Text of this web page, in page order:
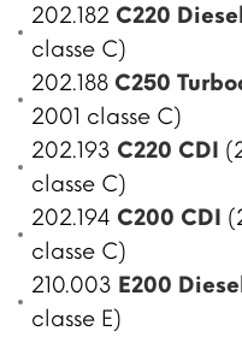
202.182 C220 Diesel
classe C)
202.188 C250
2001 classe C)
202.193 C220 CDI
classe C)
202.194 C200 CDI
classe C)
210.003 E200 Diesel
classe E)